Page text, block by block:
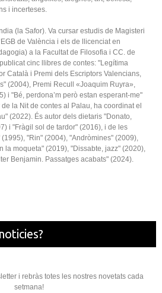
i incerteses.
(la Safor). Va cursar estudis de Magisteri
de València i els de llicenciat en
a la Facultat de Filosofia i CC. de
cinc llibres de contes: "Legítima
Català i Premi dels Escriptors Valencians,
(2004), Premi Recull «Joaquim Ruyra»,
i "Bé, perdona’m però estan esperant-me"
la Nit de contes al Palau, ha coordinat el
(2022). És autor dels dietaris "Donato,
i "Fràgil sol de tardor" (2016), i de les
"Rin" (2004), "Andròmines" (2009),
la moqueta" (2019), "Dissabte, jazz" (2020),
Benjamin. Passatges acabats" (2024).
i rebràs totes les nostres novetats cada
setmana!